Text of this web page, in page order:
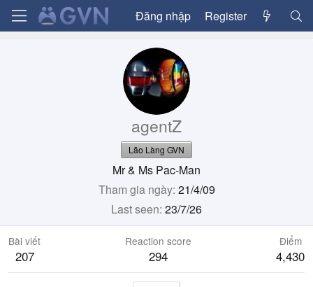
Đăng nhập Register
agentZ
Lão Làng GVN
Mr & Ms Pac-Man
Tham gia ngày 21/4/09
Last seen 23/7/26
Bài viết
207
Reaction score
294
Điểm
4,430